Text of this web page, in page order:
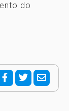
do